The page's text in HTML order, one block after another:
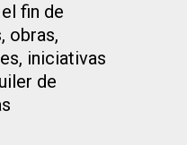
fin de
obras,
iniciativas
de